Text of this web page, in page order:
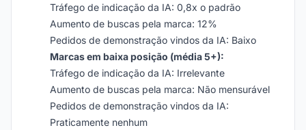
Tráfego de indicação da IA: 0,8x o padrão
Aumento de buscas pela marca: 12%
Pedidos de demonstração vindos da IA: Baixo
Marcas em baixa posição (média 5+):
Tráfego de indicação da IA: Irrelevante
Aumento de buscas pela marca: Não mensurável
Pedidos de demonstração vindos da IA:
Praticamente nenhum